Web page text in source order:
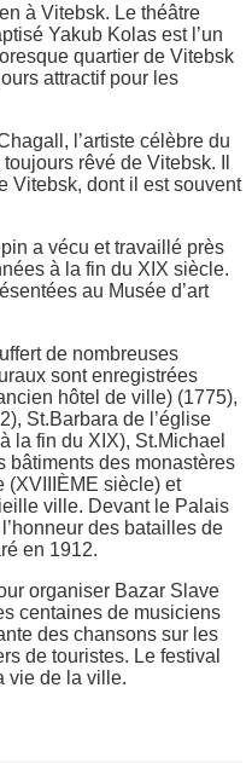
à Vitebsk. Le théâtre
Yakub Kolas est l’un
quartier de Vitebsk
attractif pour les
l’artiste célèbre du
rêvé de Vitebsk. Il
Vitebsk, dont il est souvent
a vécu et travaillé près
à la fin du XIX siècle.
au Musée d’art
de nombreuses
sont enregistrées
hôtel de ville) (1775),
St.Barbara de l’église
la fin du XIX), St.Michael
bâtiments des monastères
(XVIIIÈME siècle) et
ville. Devant le Palais
des batailles de
en 1912.
organiser Bazar Slave
centaines de musiciens
des chansons sur les
de touristes. Le festival
vie de la ville.